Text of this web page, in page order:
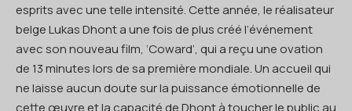
esprits avec une telle intensité. Cette année, le réalisateur
belge Lukas Dhont a une fois de plus créé l’événement
avec son nouveau film, ‘Coward’, qui a reçu une ovation
de 13 minutes lors de sa première mondiale. Un accueil qui
ne laisse aucun doute sur la puissance émotionnelle de
cette œuvre et la capacité de Dhont à toucher le public au